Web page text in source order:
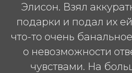
Элисон. Взял
подарки и подал их
что-то очень
о невозможности
чувствами. На